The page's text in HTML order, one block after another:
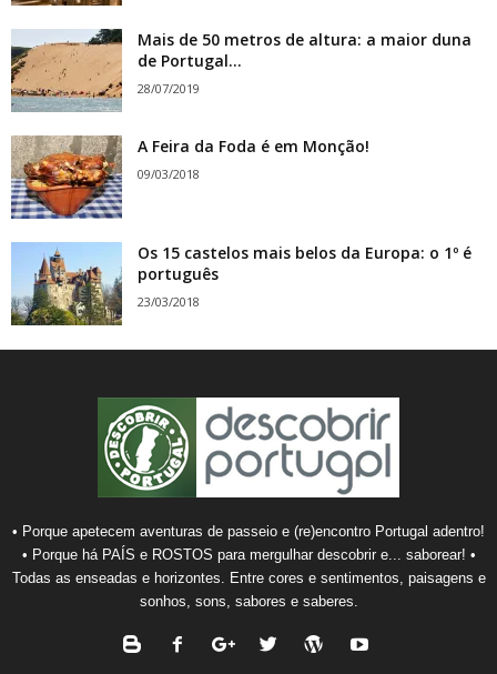
Mais de 50 metros de altura: a maior duna
de Portugal...
28/07/2019
A Feira da Foda é em Monção!
09/03/2018
Os 15 castelos mais belos da Europa: o 1º é
português
23/03/2018
• Porque apetecem aventuras de passeio e (re)encontro Portugal adentro!
• Porque há PAÍS e ROSTOS para mergulhar descobrir e... saborear! •
Todas as enseadas e horizontes. Entre cores e sentimentos, paisagens e
sonhos, sons, sabores e saberes.